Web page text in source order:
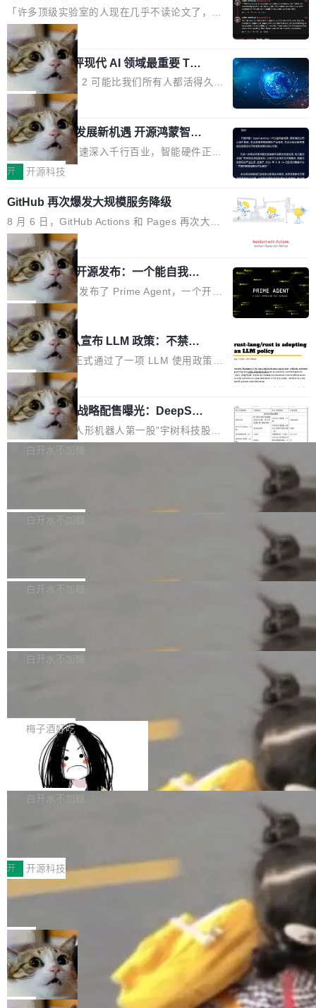
个表单字段，每个字段还有联动逻辑；比如我
想...
的严苛使用需求。 澎湃功率，紧凑机身 钛金雕1
600PG5 AI TOP具备强悍输出功率，同时实现
机身尺寸大幅精简。整机长度仅16厘米，属于同
功率段机身尺寸十分紧凑的1600W电源产品。小
巧机身有效提升市面主流标准A...
元。数字广告与公共关系相关服务市场更是从20
25年的8463亿美元扩张至2026年的8763亿美
元。数字的背后是一个清晰的事实——品牌对专
业化营销服务的需求从未如此迫切。 但市场扩容
的同时,服务商的竞争逻辑正在改变。2026年Top
Agency年度合辑的观察指出,“产品”这个离消费
者最近的载体,在整个品牌营销层面的权重显著变
高了。全域营销服务商的竞争正在从规模转向深
度,案例厚度、全域覆盖、多线协同...
了
「许多顶级实验室的人现在几乎不读论文了，而
且他们认为 ICLR/ICML/NeurIPS 充斥着大量过
度宣传和欺诈。」 OpenAI 研究员 Keller Jorda
n 这条推文引发了广泛讨论。他不是在说风凉
话，他是说出了一个圈内人尽皆知但很少公开捅
破的事实。 Jordan 随后补充了一句软化声明：
「我不认为这些会议上大部分论文都在过度宣传
或造假。问题是，作为读者，如果你筛选出那些
看起来最令人兴奋的论文，那它们大部分都是过
度宣传的。」 这才是真正的痛点。不是所有论文
都有问题，是最吸引眼球的那批论文最有问题。
他引用的帖子来自 Mathew Shen，一位 ICLR 2
026 的读者：「看了篇 ...
局
xAI 前工程师评现代 AI 领域最重要 Top
3 开源项目
Flash Attention 2 可能比我们所有人都活得久。
这句话不是来自某个技术博客，而是出自 Hieu
Pham 的一条推文。Hieu Pham 是谁？他是 xAI
的早期工程师之一，在 Grok 训练基础设施团队
工作过。近日他在 X 上发了一条帖子，列出了他
认为现代 AI 领域最重要的三个开源项目。 第一
理由很具体。FA 系列不需要解释，但 FA2 是他
认为最重要的一个——复杂度恰到好处，刚好能
驱动你去学 CuTe，但还没被那些"邪恶的" Hopp
er++ 优化所淹没，足够容易修改和适配。 更关
键的是 FA2 的持久性...
局
共商智能硬件发展新机遇 开源鸿蒙智能
硬件开发者日杭州站即将举行
随着万物智联加速深入千行百业，智能硬件正从
单点设备迈向智能化、网联化、协同化发展。作
鸿蒙通过统一技术底座和分布式能力，为不同类
型智能设备的开发、连接与互联提供关键支撑，
也为产业链企业探索产品创新与商业增长打开新
的空间。 8月14日，开源鸿蒙智能硬件开发者日
（OHDD：OpenHarmony Hardware Develope
r Day）将在杭州启航。活动面向智能硬件产业
链企业和开发者，邀请行业专家与资深技术顾
问，围绕开源鸿蒙技术能力、设备适配、芯片适
配、功耗与稳定性调优、兼容性测评及统一互联
等内容展开系统讲解和实战交流，帮助企业进一
步了解开源鸿蒙在智能...
开 开源科技
GitHub 再次爆发大规模服务降级
8 月 6 日，GitHub Actions 和 Pages 再次大规
模服务降级，Actions 完全不可用超过 5 小时，
webhook 停发，连自托管 runner 也因调度层故
障无法工作。Pages、Copilot code review、C
opilot coding agent 全部受影响。从检测到完全
恢复，大约 12 小时。 这是 2026 年 8 月的第六
起事故，其中四起与 AI/Copilot 服务相关。 Git
Hub 员工 kdaigle 在 HN 讨论中贴出了一组数
据：2025 年全年 10 亿次 commit。现在，每周
2.75 亿次，全年预计 140 亿次。GitHub...
局
Prime Agent 开源发布：一个能自我改
进的编程 Agent，ARC-AGI 3 超越人类
专家基线
Prime Intellect 发布了 Prime Agent，一个开源
的编程 Agent Harness，核心设计围绕两个抽
象：Recursive Language Model（RLM）和 C
ontinual Harness。在 ARC-AGI 3 基准测试
上，Prime Agent + Opus 5 的组合达到了 95.
5% RHAE Best@1，超过了 ARC 报告的人类专
家基线 95.4%。 不是又一个 coding agent 包装
器 Prime Agent 的架构和市面上大多数 coding
agent 有本质区别。大多数 agent harness 的设
计是基于早期模型的能力—...
局
Rust 项目团队宣布 LLM 政策：不禁
止，但你要承认哪些代码不是你写的
Rust 语言项目正式通过了一项 LLM 使用政策，
覆盖 rust-lang/rust 单一仓库的代码贡献。这不
是项目级别的官方立场，目前由五个团队采纳，
但它可能是主流开源项目中关于 AI 辅助贡献最
细致的一份规则。 政策的核心只有一句话：LLM
可以用来分析、提炼、审阅、建议，但不能用来
不得生成涉及安全性的关键变更，除非作者本身
局
宇树科技 IPO 战略配售曝光：DeepSe
ek 获配 93.3 万股，锁定 36 个月
8月6日晚间，“人形机器人第一股”宇树科技股份
有限公司披露IPO发行价格及战略配售结果，杭
36个月。 公告显示，本次宇树科技战略配售对
员工参与设立的专项资产管理计划。其中，Dee
获配9...
白开水不加糖
Bug fixes and enhancements 修复多次传递同
一个回归问题，该问题导致拉取镜像时会拒绝包
题，该问题可能导致在旧版 Linux 内核...
白开水不加糖
e 孵化器项目管理委员会（IPMC）投票中获得
P）！这一里程碑不仅标志着 Fluss 迈入新的发
白开水不加糖
长期停止内容更新，未能实现其作为“AI版维基百
提交的编辑请求也长期处于待处理状态。 Groki
pedia 于去年底上线，定位为由人工智能生成内
容的百科平台，被马斯克视为传统众包百科网站
维基百科的替代方案。Lawfare 调查发现，无论
热门页面还是低关注度页面，均未出现近期更
白开水不加糖
是这样的：配 MessageSource 的 Bean、写 R
eloadableResourceBundleMessageSource、
声明 LocaleResolver、注册 LocaleChangeInt
erceptor…五六步之后才能看到第一行翻译文
本。 Solon 换了个方式。整个 i18n 模块围绕三
梅子酒好吃
Apache Doris 4.1 全面增强 Iceberg：
支持 UPDATE、MERGE INTO 与 Iceb
erg V3
Apache Doris 4.1 要补齐的，正是缺失的那一
半。在已有查询能力的基础上，Doris 进一步支
常维护操作，并完整支持 Iceberg V3 格式。
白开水不加糖
村国家自主创新示范区会议中心开幕。本届大会
由中关村智联软件服务业质量创新联盟主办，以
“智构可信·质创未来——AI原生时代的质量新范
式”为主题，直面AI从实验室走向规模化产业落地
的核心质量命题。会上，《2026智能研发生产力
工具选型手册》发布，Testin云测的Testin XAge
nt智能测试系统入选AI测试领域代表产品。对CI
O而言，这提示了一个转变：AI测试正在从效率
工具升级为企业的质量基础设施。 CIO面对的新
开 开源科技
让非法状态不可表示：一篇关于 ADT
有一种东西，一旦用过就回不去了。Alex Fedos
eev 管它叫"软件设计的基石"。 他说的东西不新
鲜——代数数据类型（ADT），尤其是和类型
（sum type）。但他说清楚了一件事：这不是类
型系统的学术体操，是日常编码的思维方式。 文
章从一个简单的例子切入。一个网站的深色主题
局
Cloudflare 开源内部企业 AI 平台 Clou
dflare OS
Cloudflare 发布了一个开源项目 Cloudflare O
S。如果你只看官方博客，你会觉得这是又一